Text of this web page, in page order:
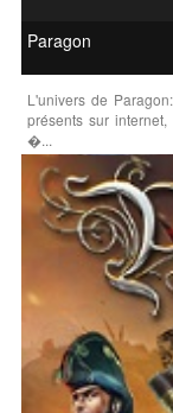
Paragon
L'univers de
présents sur
�...